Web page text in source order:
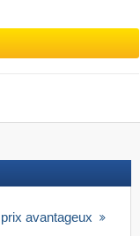
avantageux